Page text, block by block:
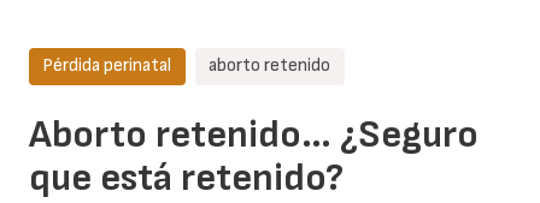
Aborto retenido… ¿Seguro
que está retenido?
Pérdida perinatal aborto retenido